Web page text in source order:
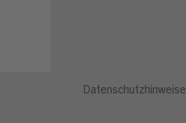
Datenschutzhinweise